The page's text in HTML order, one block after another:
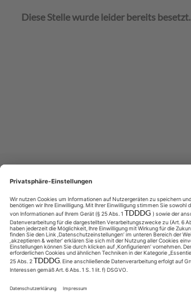
Diese Stelle wurde leider bereits besetzt.
Impressum
Datenschutz
Cookies & Tracking